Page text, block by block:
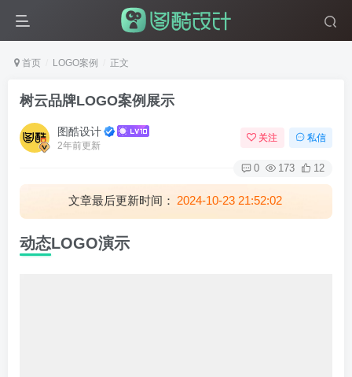
首页 LOGO案例 正文
树云品牌LOGO案例展示
图酷设计
2年前更新
关注 私信
0 173 12
文章最后更新时间： 2024-10-23 21:52:02
动态LOGO演示